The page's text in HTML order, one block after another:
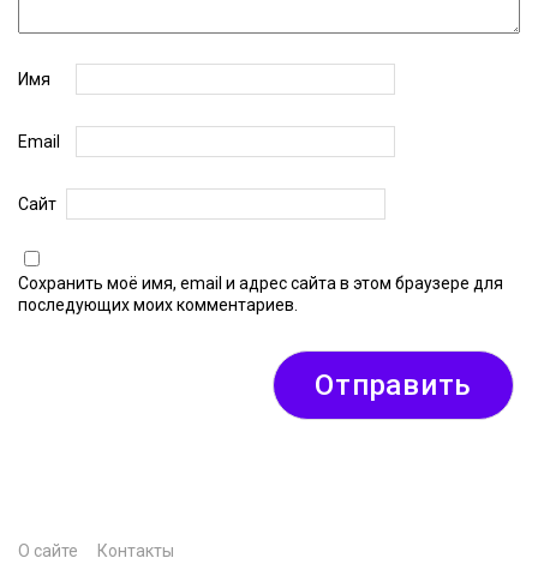
Имя
Email
Сайт
Сохранить моё имя, email и адрес сайта в этом браузере для
последующих моих комментариев.
О сайте Контакты